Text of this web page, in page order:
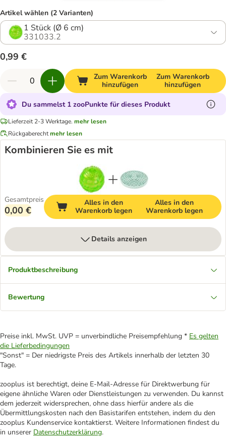
Artikel wählen (2 Varianten)
1 Stück (Ø 6 cm)
331033.2
0,99 €
Zum Warenkorb
hinzufügen
Zum Warenkorb
hinzufügen
Du sammelst 1 zooPunkte für dieses Produkt
Lieferzeit 2-3 Werktage. mehr lesen
Rückgaberechtmehr lesen
Kombinieren Sie es mit
Gesamtpreis
0,00 €
Alles in den
Warenkorb legen
Alles in den
Warenkorb legen
Details anzeigen
Produktbeschreibung
Bewertung
Preise inkl. MwSt. UVP = unverbindliche Preisempfehlung * Es gelten
die Lieferbedingungen
"Sonst" = Der niedrigste Preis des Artikels innerhalb der letzten 30
Tage.
zooplus ist berechtigt, deine E-Mail-Adresse für Direktwerbung für
eigene ähnliche Waren oder Dienstleistungen zu verwenden. Du kannst
dem jederzeit widersprechen, ohne dass hierfür andere als die
Übermittlungskosten nach den Basistarifen entstehen, indem du den
zooplus Kundenservice kontaktierst. Weitere Informationen findest du
in unserer Datenschutzerklärung.